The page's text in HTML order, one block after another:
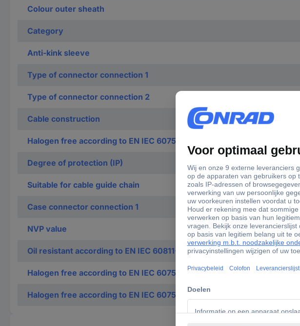
Colour outer sheath
Category
Anti-kink sleeve
Type of connector connection 1
Type of connector connection 2
Cable construction
Halogen free according to EN IEC 60754-2
Degree of protection (IP)
Suitable for cable guide chain
Case connector connection 1
NVP value
Oil resistant according to EN IEC 60811-404
Halogen free according to EN IEC 60754-1
Halogen free according to EN IEC 60754-3